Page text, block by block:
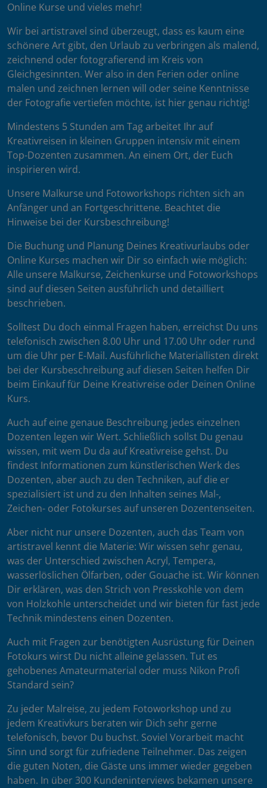
Online Kurse und vieles mehr!
Wir bei artistravel sind überzeugt, dass es kaum eine
schönere Art gibt, den Urlaub zu verbringen als malend,
zeichnend oder fotografierend im Kreis von
Gleichgesinnten. Wer also in den Ferien oder online
malen und zeichnen lernen will oder seine Kenntnisse
der Fotografie vertiefen möchte, ist hier genau richtig!
Mindestens 5 Stunden am Tag arbeitet Ihr auf
Kreativreisen in kleinen Gruppen intensiv mit einem
Top-Dozenten zusammen. An einem Ort, der Euch
inspirieren wird.
Unsere Malkurse und Fotoworkshops richten sich an
Anfänger und an Fortgeschrittene. Beachtet die
Hinweise bei der Kursbeschreibung!
Die Buchung und Planung Deines Kreativurlaubs oder
Online Kurses machen wir Dir so einfach wie möglich:
Alle unsere Malkurse, Zeichenkurse und Fotoworkshops
sind auf diesen Seiten ausführlich und detailliert
beschrieben.
Solltest Du doch einmal Fragen haben, erreichst Du uns
telefonisch zwischen 8.00 Uhr und 17.00 Uhr oder rund
um die Uhr per E-Mail. Ausführliche Materiallisten direkt
bei der Kursbeschreibung auf diesen Seiten helfen Dir
beim Einkauf für Deine Kreativreise oder Deinen Online
Kurs.
Auch auf eine genaue Beschreibung jedes einzelnen
Dozenten legen wir Wert. Schließlich sollst Du genau
wissen, mit wem Du da auf Kreativreise gehst. Du
findest Informationen zum künstlerischen Werk des
Dozenten, aber auch zu den Techniken, auf die er
spezialisiert ist und zu den Inhalten seines Mal-,
Zeichen- oder Fotokurses auf unseren Dozentenseiten.
Aber nicht nur unsere Dozenten, auch das Team von
artistravel kennt die Materie: Wir wissen sehr genau,
was der Unterschied zwischen Acryl, Tempera,
wasserlöslichen Ölfarben, oder Gouache ist. Wir können
Dir erklären, was den Strich von Presskohle von dem
von Holzkohle unterscheidet und wir bieten für fast jede
Technik mindestens einen Dozenten.
Auch mit Fragen zur benötigten Ausrüstung für Deinen
Fotokurs wirst Du nicht alleine gelassen. Tut es
gehobenes Amateurmaterial oder muss Nikon Profi
Standard sein?
Zu jeder Malreise, zu jedem Fotoworkshop und zu
jedem Kreativkurs beraten wir Dich sehr gerne
telefonisch, bevor Du buchst. Soviel Vorarbeit macht
Sinn und sorgt für zufriedene Teilnehmer. Das zeigen
die guten Noten, die Gäste uns immer wieder gegeben
haben. In über 300 Kundeninterviews bekamen unsere